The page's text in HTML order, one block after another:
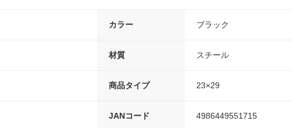
カラー ブラック
材質 スチール
商品タイプ 23×29
JANコード 4986449551715